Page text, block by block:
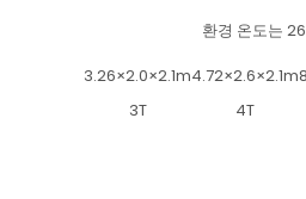
환경 온도는
3.26×2.0×2.1m4.72×2.6×2.1m
3T 4T